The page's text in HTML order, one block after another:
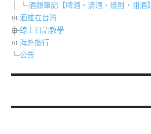
酒類筆記【啤酒・清酒・焼酎・甜酒】
酒雄在台灣
線上日語教學
海外旅行
公告